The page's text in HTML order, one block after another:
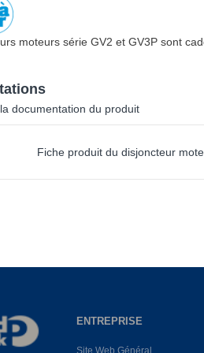
moteurs série GV2 et GV3P sont
documentation du produit
Fiche produit du disjoncteur
ENTREPRISE
Site Web Général